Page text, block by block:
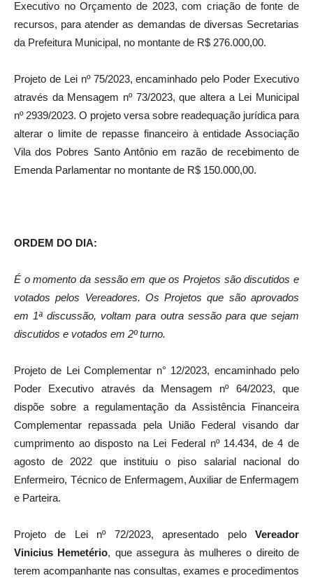
Executivo no Orçamento de 2023, com criação de fonte de
recursos, para atender as demandas de diversas Secretarias
da Prefeitura Municipal, no montante de R$ 276.000,00.
Projeto de Lei nº 75/2023, encaminhado pelo Poder Executivo
através da Mensagem nº 73/2023, que altera a Lei Municipal
nº 2939/2023. O projeto versa sobre readequação jurídica para
alterar o limite de repasse financeiro à entidade Associação
Vila dos Pobres Santo Antônio em razão de recebimento de
Emenda Parlamentar no montante de R$ 150.000,00.
ORDEM DO DIA:
É o momento da sessão em que os Projetos são discutidos e
votados pelos Vereadores. Os Projetos que são aprovados
em 1ª discussão, voltam para outra sessão para que sejam
discutidos e votados em 2º turno.
Projeto de Lei Complementar n° 12/2023, encaminhado pelo
Poder Executivo através da Mensagem nº 64/2023, que
dispõe sobre a regulamentação da Assistência Financeira
Complementar repassada pela União Federal visando dar
cumprimento ao disposto na Lei Federal nº 14.434, de 4 de
agosto de 2022 que instituiu o piso salarial nacional do
Enfermeiro, Técnico de Enfermagem, Auxiliar de Enfermagem
e Parteira.
Projeto de Lei nº 72/2023, apresentado pelo Vereador
Vinicius Hemetério, que assegura às mulheres o direito de
terem acompanhante nas consultas, exames e procedimentos